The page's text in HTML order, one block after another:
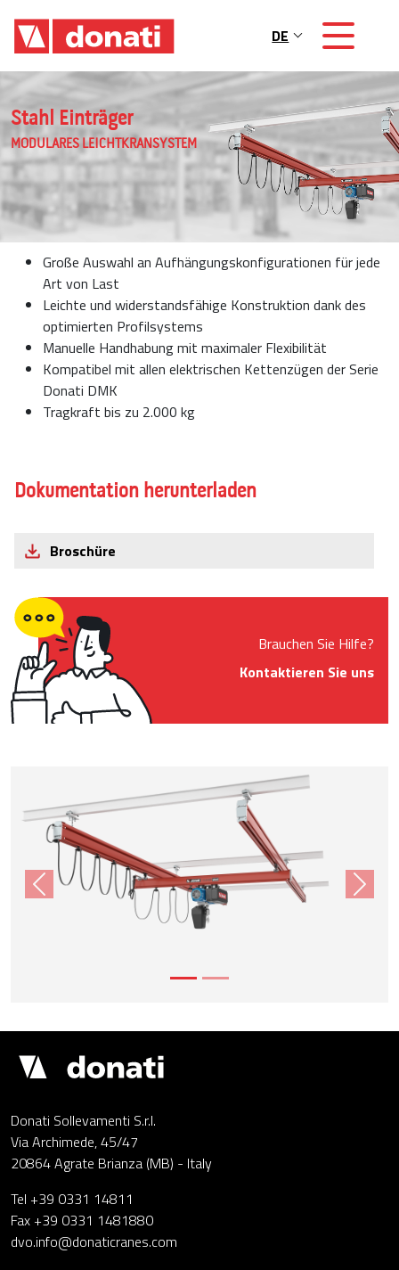
DE
Main navigation
Stahl Einträger
MODULARES LEICHTKRANSYSTEM
Große Auswahl an Aufhängungskonfigurationen für jede
Art von Last
Leichte und widerstandsfähige Konstruktion dank des
optimierten Profilsystems
Manuelle Handhabung mit maximaler Flexibilität
Kompatibel mit allen elektrischen Kettenzügen der Serie
Donati DMK
Tragkraft bis zu 2.000 kg
Dokumentation herunterladen
Broschüre
Brauchen Sie Hilfe?
Kontaktieren Sie uns
Previous Next
Demagcranes
Donati Sollevamenti S.r.l.
Via Archimede, 45/47
20864 Agrate Brianza (MB) - Italy
Tel +39 0331 14811
Fax +39 0331 1481880
dvo.info@donaticranes.com